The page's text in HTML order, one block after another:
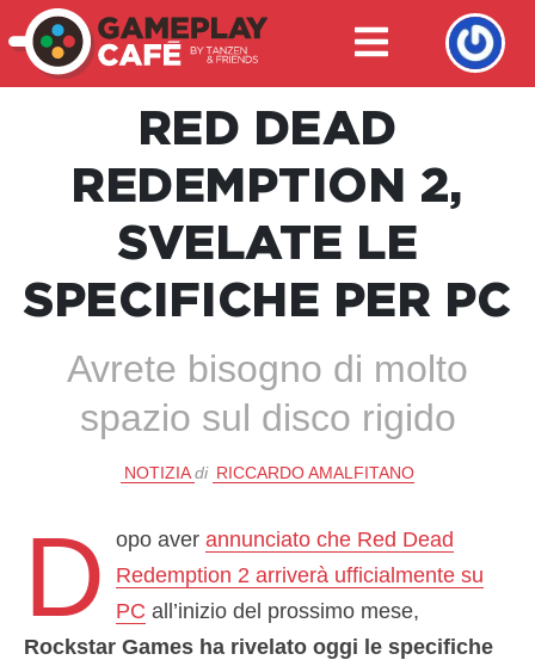
RED DEAD
REDEMPTION 2,
SVELATE LE
SPECIFICHE PER PC
Avrete bisogno di molto
spazio sul disco rigido
NOTIZIA di RICCARDO AMALFITANO
D opo averannunciato che Red Dead
Redemption 2 arriverà ufficialmente su
PC all’inizio del prossimo mese,
Rockstar Games ha rivelato oggi le specifiche